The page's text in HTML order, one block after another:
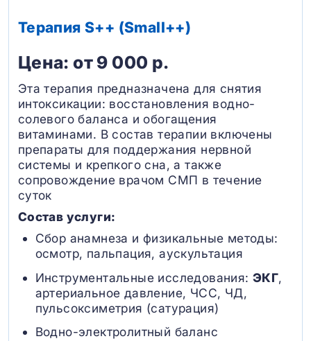
Терапия S++ (Small++)
Цена: от 9 000 р.
Эта терапия предназначена для снятия
интоксикации: восстановления водно-
солевого баланса и обогащения
витаминами. В состав терапии включены
препараты для поддержания нервной
системы и крепкого сна, а также
сопровождение врачом СМП в течение
суток
Состав услуги:
Сбор анамнеза и физикальные методы:
осмотр, пальпация, аускультация
Инструментальные исследования: ЭКГ,
артериальное давление, ЧСС, ЧД,
пульсоксиметрия (сатурация)
Водно-электролитный баланс